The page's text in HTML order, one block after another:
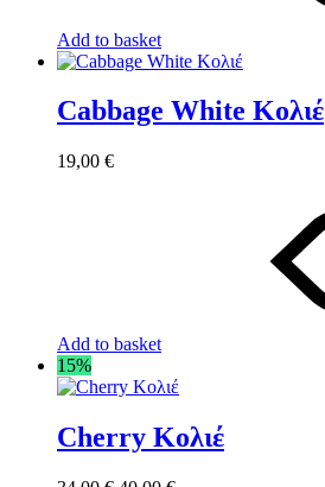
Add to basket
Cabbage White Κολιέ
19,00 €
Add to basket
15%
Cherry Κολιέ